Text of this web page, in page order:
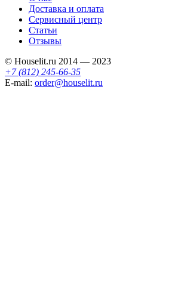
Доставка и оплата
Сервисный центр
Статьи
Отзывы
© Houselit.ru 2014 — 2023
+7 (812) 245-66-35
E-mail: order@houselit.ru